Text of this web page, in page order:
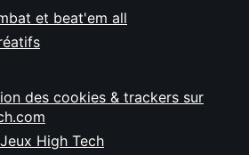
et beat'em all
des cookies & trackers sur
High Tech